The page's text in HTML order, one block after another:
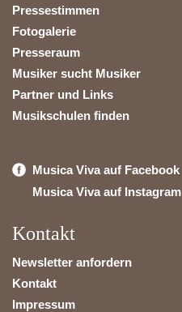
Pressestimmen
Fotogalerie
Presseraum
Musiker sucht Musiker
Partner und Links
Musikschulen finden
Musica Viva auf Facebook
Musica Viva auf Instagram
Kontakt
Newsletter anfordern
Kontakt
Impressum